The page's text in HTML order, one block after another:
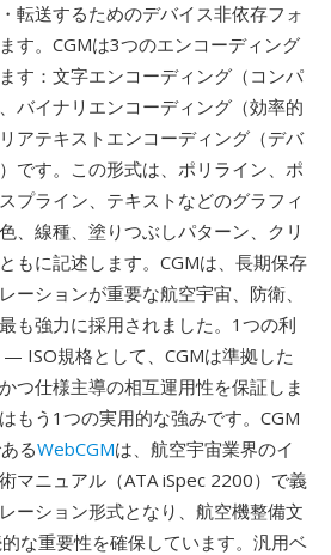
転送するためのデバイス非依存フォ
す。CGMは3つのエンコーディング
す：文字エンコーディング（コンパ
バイナリエンコーディング（効率的
アテキストエンコーディング（デバ
です。この形式は、ポリライン、ポ
プライン、テキストなどのグラフィ
、線種、塗りつぶしパターン、クリ
もに記述します。CGMは、長期保存
ーションが重要な航空宇宙、防衛、
も強力に採用されました。1つの利
ISO規格として、CGMは準拠した
つ仕様主導の相互運用性を保証しま
もう1つの実用的な強みです。CGM
るWebCGMは、航空宇宙業界のイ
マニュアル（ATA iSpec 2200）で義
ーション形式となり、航空機整備文
な重要性を確保しています。汎用ベ